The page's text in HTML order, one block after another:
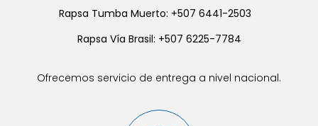
Rapsa Tumba Muerto: +507 6441-2503
Rapsa Vía Brasil: +507 6225-7784
Ofrecemos servicio de entrega a nivel nacional.